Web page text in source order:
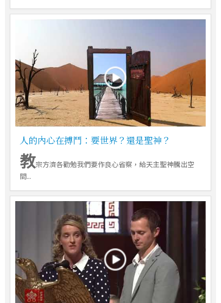
人的內心在搏鬥：要世界？還是聖神？
教宗方濟各勸勉我們要作良心省察，給天主聖神騰出空
間...